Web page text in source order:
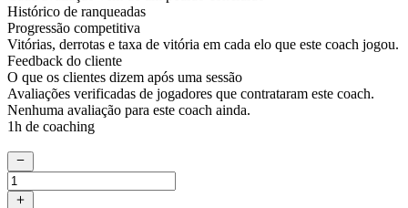
Histórico de ranqueadas
Progressão competitiva
Vitórias, derrotas e taxa de vitória em cada elo que este coach jogou.
Feedback do cliente
O que os clientes dizem após uma sessão
Avaliações verificadas de jogadores que contrataram este coach.
Nenhuma avaliação para este coach ainda.
1h de coaching